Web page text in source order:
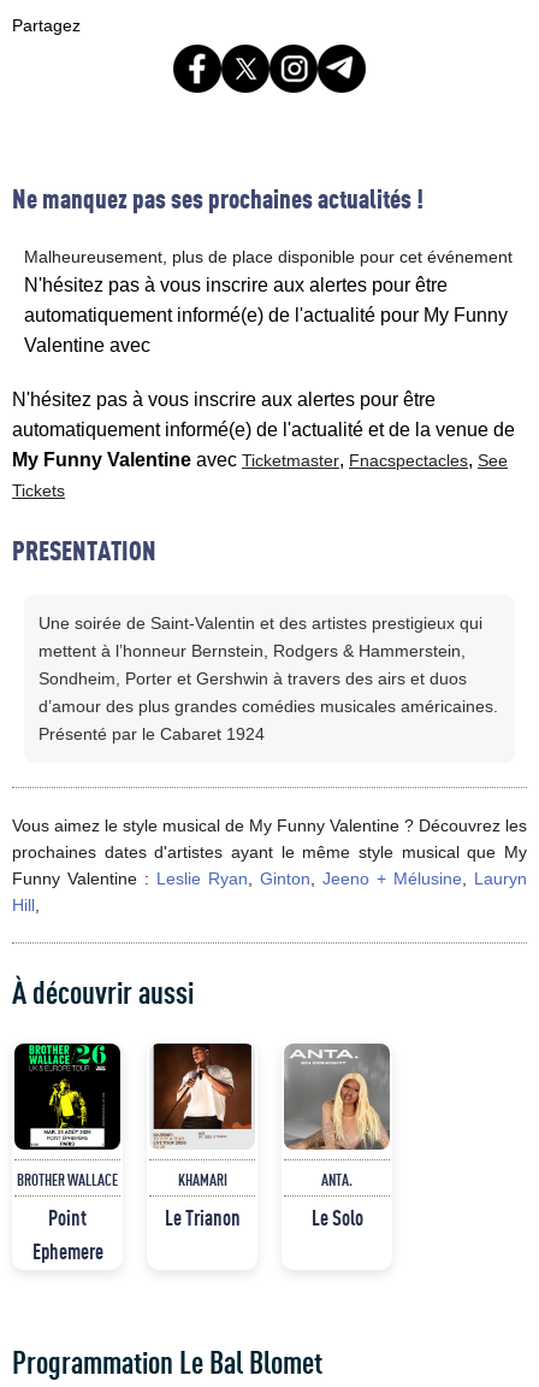
Partagez
Ne manquez pas ses prochaines actualités !
Malheureusement, plus de place disponible pour cet événement
N'hésitez pas à vous inscrire aux alertes pour être
automatiquement informé(e) de l'actualité pour My Funny
Valentine avec
N'hésitez pas à vous inscrire aux alertes pour être
automatiquement informé(e) de l'actualité et de la venue de
My Funny Valentine avec Ticketmaster, Fnacspectacles, See
Tickets
PRESENTATION
Une soirée de Saint-Valentin et des artistes prestigieux qui
mettent à l’honneur Bernstein, Rodgers & Hammerstein,
Sondheim, Porter et Gershwin à travers des airs et duos
d’amour des plus grandes comédies musicales américaines.
Présenté par le Cabaret 1924
Vous aimez le style musical de My Funny Valentine ? Découvrez les
prochaines dates d'artistes ayant le même style musical que My
Funny Valentine : Leslie Ryan Ginton Jeeno + Mélusine
Lauryn
Hill
À découvrir aussi
BROTHER WALLACE
Point
Ephemere
KHAMARI
Le Trianon
ANTA.
Le Solo
Programmation Le Bal Blomet